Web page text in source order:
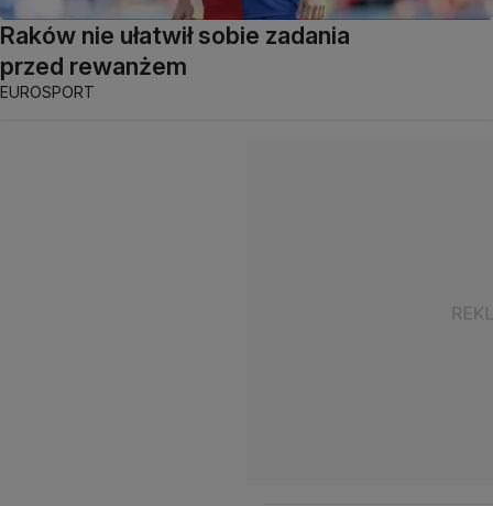
Raków nie ułatwił sobie zadania
przed rewanżem
EUROSPORT